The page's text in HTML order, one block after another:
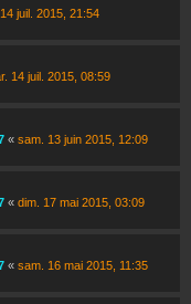
juil. 2015, 21:54
14 juil. 2015, 08:59
« sam. 13 juin 2015, 12:09
« dim. 17 mai 2015, 03:09
« sam. 16 mai 2015, 11:35